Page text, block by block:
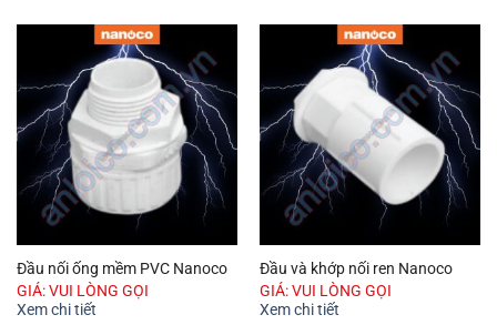
Đầu nối ống mềm PVC Nanoco
GIÁ: VUI LÒNG GỌI
Xem chi tiết
Đầu và khớp nối ren Nanoco
GIÁ: VUI LÒNG GỌI
Xem chi tiết